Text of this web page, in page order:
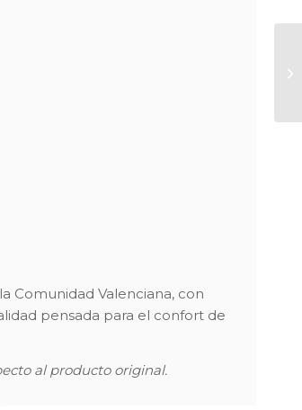
Comunidad Valenciana, con
pensada para el confort de
al producto original.